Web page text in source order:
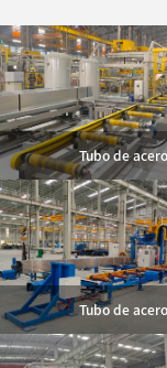
Tubo de acero
Tubo de acero
Tubo de acero